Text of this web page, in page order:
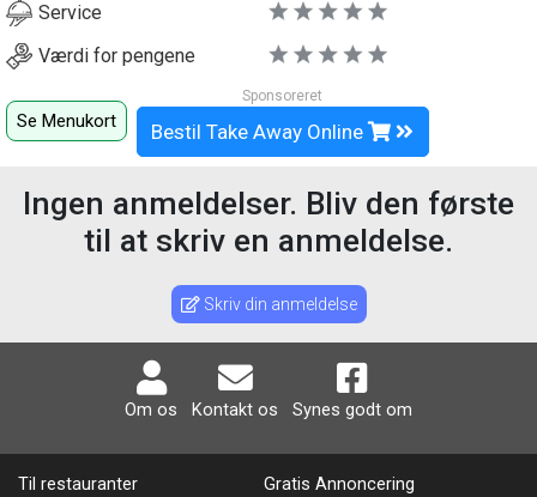
Service
Værdi for pengene
Se Menukort
Sponsoreret
Bestil Take Away Online
Ingen anmeldelser. Bliv den første
til at skriv en anmeldelse.
Skriv din anmeldelse
Om os Kontakt os Synes godt om
Til restauranter Gratis Annoncering